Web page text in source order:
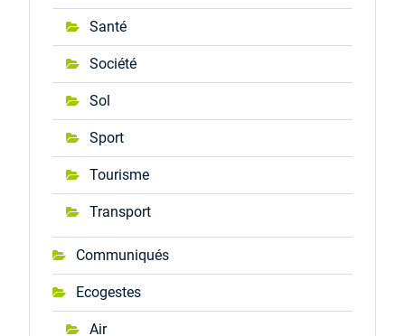
Santé
Société
Sol
Sport
Tourisme
Transport
Communiqués
Ecogestes
Air